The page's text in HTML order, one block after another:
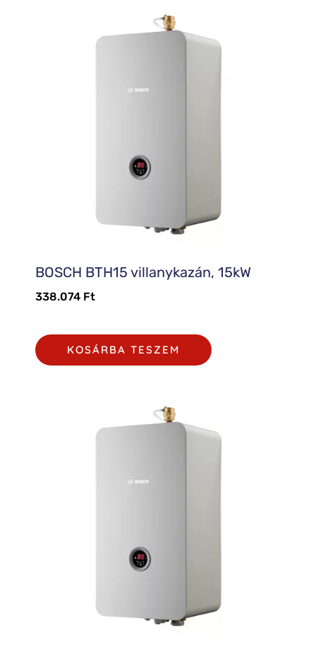
BOSCH BTH15 villanykazán, 15kW
338.074 Ft
KOSÁRBA TESZEM